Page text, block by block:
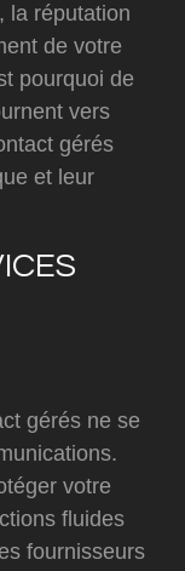
la réputation
de votre
pourquoi de
vers
gérés
et leur
gérés ne se
votre
fluides
fournisseurs